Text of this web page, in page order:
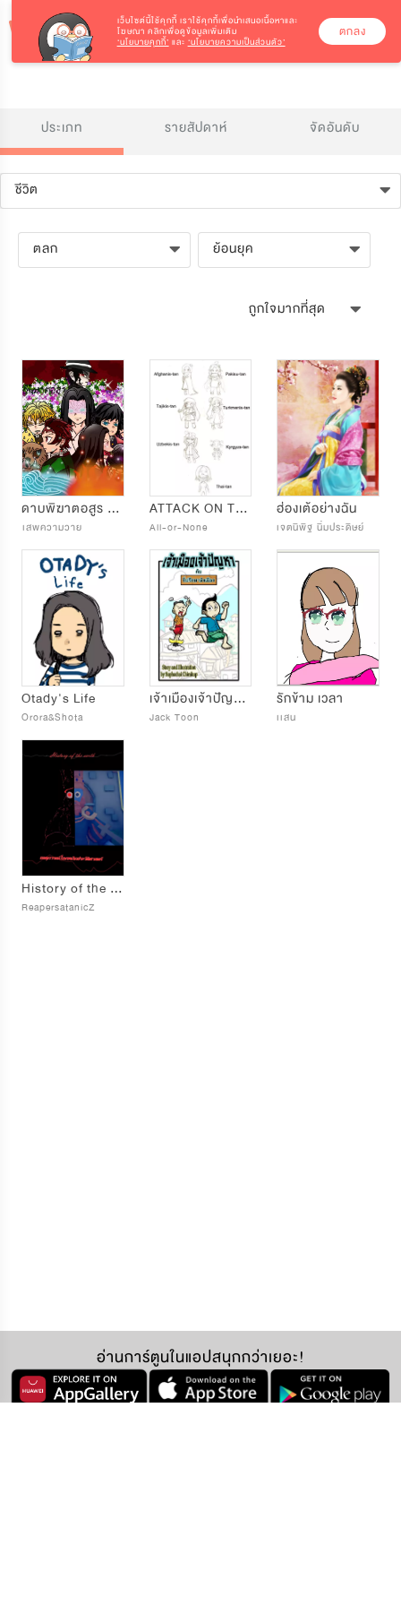
ประเภท รายสัปดาห์ จัดอันดับ
ชีวิต
ตลก ย้อนยุค
ถูกใจมากที่สุด
ดาบพิฆาตอสูร +มาสของเราและตัวละครเพิ่มเติม
ีเสพความวาย
ATTACK ON THAITAN
All-or-None
ฮ่องเต้อย่างฉัน
เจตนิพิฐ นิ่มประดิษย์
Otady's Life
Orora&Shota
เจ้าเมืองเจ้าปัญหากับที่ปรึกษาผังเมือง
Jack Toon
รักข้าม เวลา
เเสน
History of the earth เหตุการณ์โลกพลิกประวัติศาสตร์
ReapersatanicZ
เว็บไซต์นี้ใช้คุกกี้ เราใช้คุกกี้เพื่อนำเสนอเนื้อหาและ
โฆษณา คลิกเพื่อดูข้อมูลเพิ่มเติม
‘นโยบายคุกกี้’ และ ‘นโยบายความเป็นส่วนตัว’
ตกลง
อ่านการ์ตูนในแอปสนุกกว่าเยอะ!